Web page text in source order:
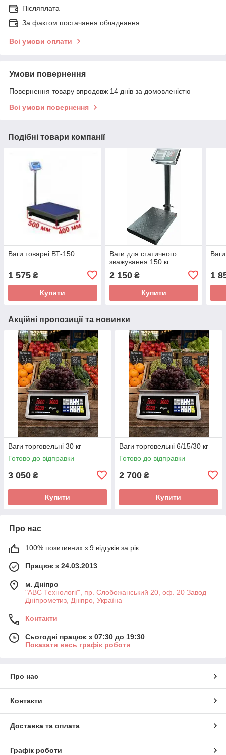
Післяплата
За фактом постачання обладнання
Всі умови оплати
Умови повернення
Повернення товару впродовж 14 днів за домовленістю
Всі умови повернення
Подібні товари компанії
Ваги товарні ВТ-150
1 575 ₴
Купити
Ваги для статичного
зважування 150 кг
2 150₴
Купити
1
Акційні пропозиції та новинки
Ваги торговельні 30 кг
Готово до відправки
3 050 ₴
Купити
Ваги торговельні 6/15/30 кг
Готово до відправки
2 700 ₴
Купити
Про нас
100% позитивних з 9 відгуків за рік
Працює з 24.03.2013
м. Дніпро
"АВС Технології", пр. Слобожанський 20, оф. 20 Завод
Дніпрометиз, Дніпро, Україна
Контакти
Сьогодні працює з 07:30 до 19:30
Показати весь графік роботи
Про нас
Контакти
Доставка та оплата
Графік роботи